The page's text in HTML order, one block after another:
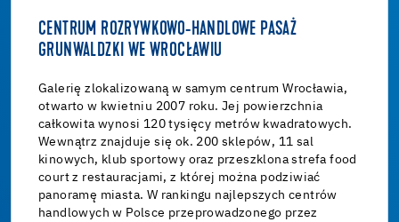
CENTRUM ROZRYWKOWO-HANDLOWE PASAŻ
GRUNWALDZKI WE WROCŁAWIU
Galerię zlokalizowaną w samym centrum Wrocławia,
otwarto w kwietniu 2007 roku. Jej powierzchnia
całkowita wynosi 120 tysięcy metrów kwadratowych.
Wewnątrz znajduje się ok. 200 sklepów, 11 sal
kinowych, klub sportowy oraz przeszklona strefa food
court z restauracjami, z której można podziwiać
panoramę miasta. W rankingu najlepszych centrów
handlowych w Polsce przeprowadzonego przez